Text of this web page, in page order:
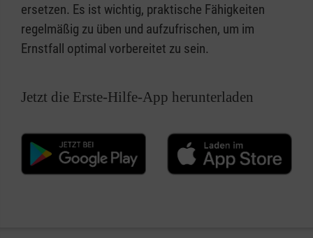
ersetzen. Es ist wichtig, praktische Fähigkeiten
regelmäßig zu üben und aufzufrischen, um im
Ernstfall optimal vorbereitet zu sein.
Jetzt die Erste-Hilfe-App herunterladen